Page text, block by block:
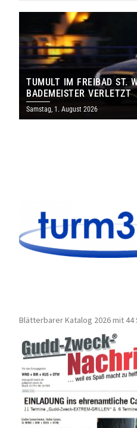
TUMULT IM FREIBAD ST.
BADEMEISTER VERLETZT
Samstag, 1. August 2026
Blätterbarer Katalog 2026 mit 44